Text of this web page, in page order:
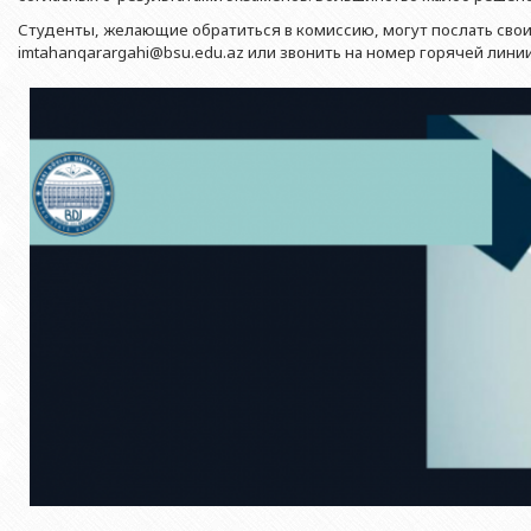
Почетные доктора
Перечень специальностей
Знаменательные даты в истории БГУ
Служба психологической помощи
Спортивно-оздоровительный
Филологический
Факультет
Юридический
Факультет
Азербайджанской
Юридическое
Юридическое
образования
Юридическое
и образования
Студенты, желающие обратиться в комиссию, могут послать
imtahanqarargahi@bsu.edu.az или звонить на номер горячей